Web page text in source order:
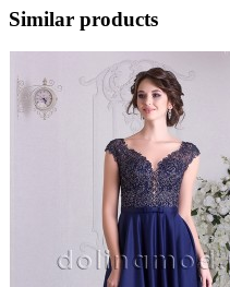
Similar products